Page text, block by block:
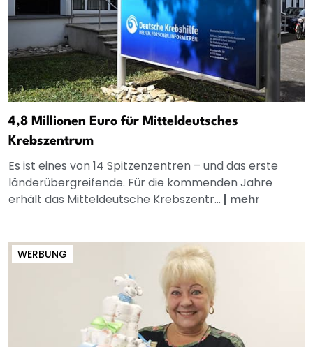
4,8 Millionen Euro für Mitteldeutsches
Krebszentrum
Es ist eines von 14 Spitzenzentren – und das erste
länderübergreifende. Für die kommenden Jahre
erhält das Mitteldeutsche Krebszentr... | mehr
WERBUNG